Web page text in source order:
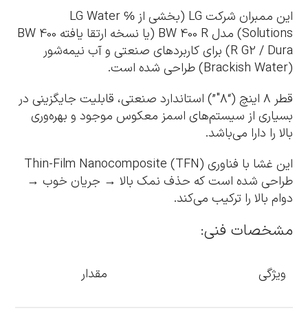
این ممبران شرکت LG (بخشی از ℅ LG Water
Solutions) مدل BW 400 R (یا نسخه ارتقا یافته BW 400
R G2 / Dura) برای کاربردهای صنعتی و آب نیمه‌شور
(Brackish Water) طراحی شده است.
قطر ۸ اینچ (“8″”) استاندارد صنعتی، قابلیت جایگزینی در
بسیاری از سیستم‌های اسمز معکوس موجود و بهره‌وری
بالا را دارا می‌باشد.
این غشا با فناوری Thin-Film Nanocomposite (TFN)
طراحی شده است که حذف نمک بالا → جریان خوب →
دوام بالا را ترکیب می‌کند.
مشخصات فنی:
ویژگی مقدار